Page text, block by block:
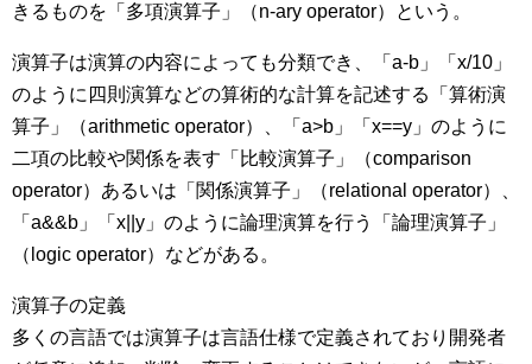
きるものを「多項演算子」（n-ary operator）という。
演算子は演算の内容によっても分類でき、「a-b」「x/10」
のように四則演算などの算術的な計算を記述する「算術演
算子」（arithmetic operator）、「a>b」「x==y」のように
二項の比較や関係を表す「比較演算子」（comparison
operator）あるいは「関係演算子」（relational operator）、
「a&&b」「x||y」のように論理演算を行う「論理演算子」
（logic operator）などがある。
演算子の定義
多くの言語では演算子は言語仕様で定義されており開発者